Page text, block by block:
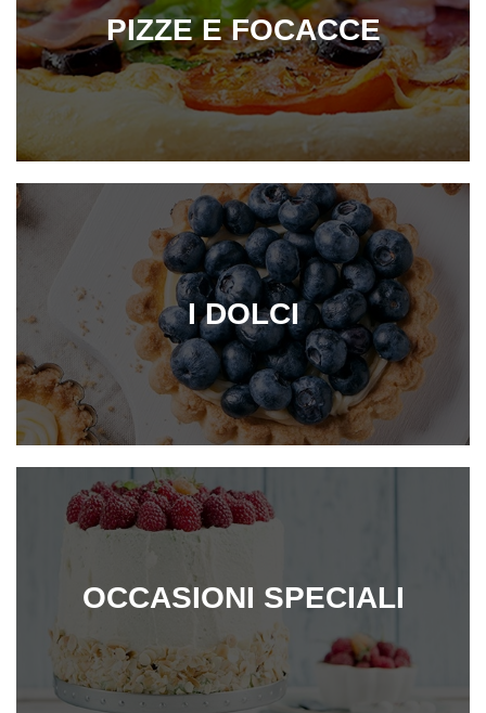
PIZZE E FOCACCE
I DOLCI
OCCASIONI SPECIALI